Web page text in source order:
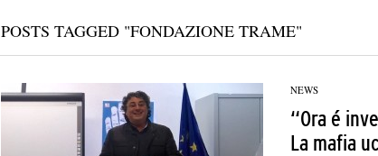
POSTS TAGGED "FONDAZIONE TRAME"
NEWS
“Ora é
La mafia